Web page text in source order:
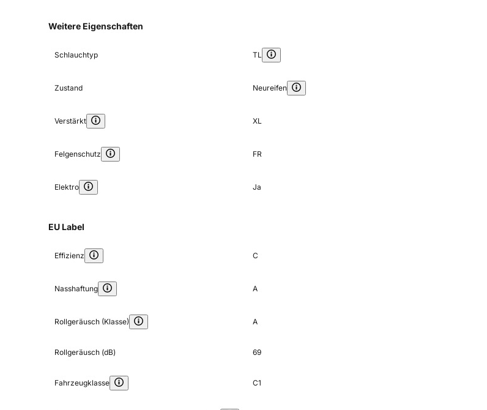
Weitere Eigenschaften
Schlauchtyp TL
Zustand Neureifen
Verstärkt XL
Felgenschutz FR
Elektro Ja
EU Label
Effizienz C
Nasshaftung A
Rollgeräusch (Klasse) A
Rollgeräusch (dB) 69
Fahrzeugklasse C1